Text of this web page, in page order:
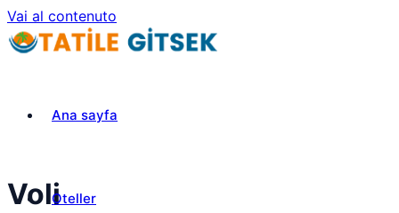
Vai al contenuto
Ana sayfa
Oteller
Voli